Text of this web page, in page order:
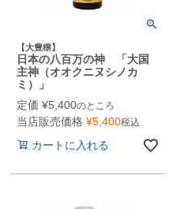
【大豊穣】
日本の八百万の神 「大国
主神（オオクニヌシノカ
ミ）」
定価 ¥5,400のところ
当店販売価格 ¥5,400税込
カートに入れる